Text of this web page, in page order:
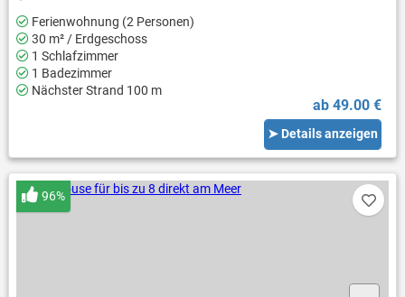
Ferienwohnung (2 Personen)
30 m² / Erdgeschoss
1 Schlafzimmer
1 Badezimmer
Nächster Strand 100 m
ab 49.00 €
➤ Details anzeigen
96%